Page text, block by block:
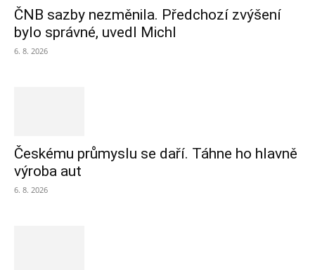
ČNB sazby nezměnila. Předchozí zvýšení
bylo správné, uvedl Michl
6. 8. 2026
Českému průmyslu se daří. Táhne ho hlavně
výroba aut
6. 8. 2026